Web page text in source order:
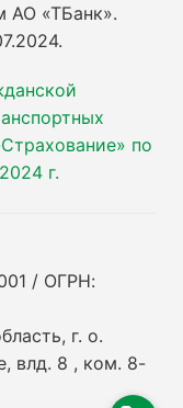
АО «ТБанк».
.
по
г.
/ ОГРН:
г. о.
влд. 8 , ком. 8-